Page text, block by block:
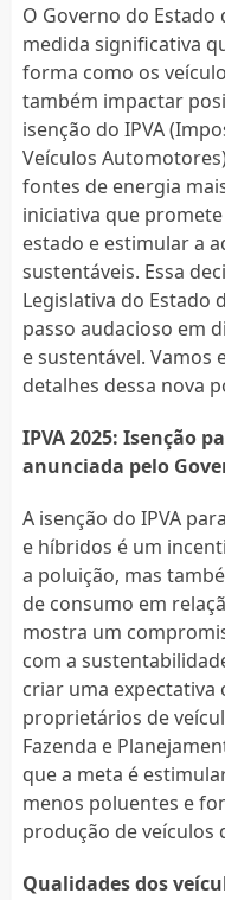
O Governo do Estado
medida significativa
forma como os
também impactar
isenção do IPVA
Veículos
fontes de energia
iniciativa que
estado e estimular a
sustentáveis. Essa
Legislativa do Estado
passo audacioso em
e sustentável. Vamos
detalhes dessa nova
IPVA 2025: Isenção
anunciada pelo
A isenção do IPVA
e híbridos é um
a poluição, mas
de consumo em
mostra um
com a
criar uma expectativa
proprietários de
Fazenda e
que a meta é
menos poluentes e
produção de veículos
Qualidades dos